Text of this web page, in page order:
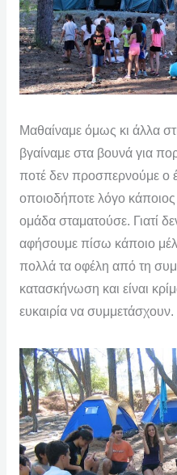
Μαθαίναμε όμως κι άλλα
βγαίναμε στα βουνά για
ποτέ δεν προσπερνούμε ο
οποιοδήποτε λόγο
ομάδα σταματούσε. Γιατί
αφήσουμε πίσω κάποιο
πολλά τα οφέλη από τη
κατασκήνωση και είναι
ευκαιρία να